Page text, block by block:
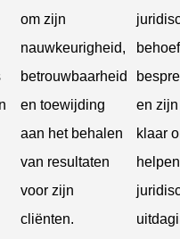
om zijn
nauwkeurigheid,
betrouwbaarheid
en toewijding
aan het behalen
van resultaten
voor zijn
cliënten.
en
klaar